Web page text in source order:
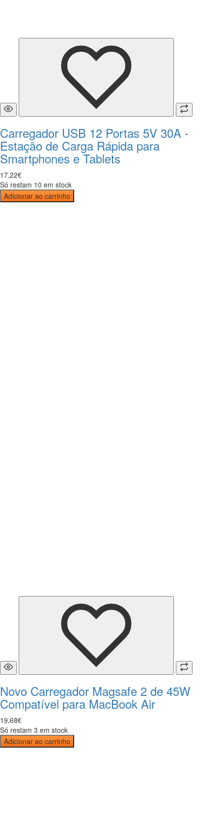
Carregador USB 12 Portas 5V 30A -
Estação de Carga Rápida para
Smartphones e Tablets
17,22€
Só restam 10 em stock
Adicionar ao carrinho
Novo Carregador Magsafe 2 de 45W
Compatível para MacBook Air
19,68€
Só restam 3 em stock
Adicionar ao carrinho